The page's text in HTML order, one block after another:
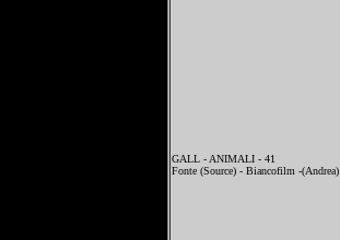
GALL - ANIMALI - 41
Fonte (Source) - Biancofilm -(Andrea)